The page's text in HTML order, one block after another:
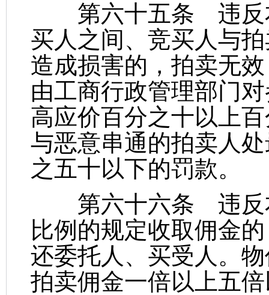
第六十五条 违反
买人之间、竞买人与
造成损害的，拍卖无
由工商行政管理部门
高应价百分之十以上
与恶意串通的拍卖人
之五十以下的罚款。
第六十六条 违反
比例的规定收取佣金
还委托人、买受人。
拍卖佣金一倍以上五